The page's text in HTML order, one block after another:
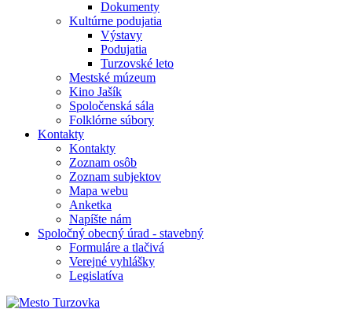
Dokumenty
Kultúrne podujatia
Výstavy
Podujatia
Turzovské leto
Mestské múzeum
Kino Jašík
Spoločenská sála
Folklórne súbory
Kontakty
Kontakty
Zoznam osôb
Zoznam subjektov
Mapa webu
Anketka
Napíšte nám
Spoločný obecný úrad - stavebný
Formuláre a tlačivá
Verejné vyhlášky
Legislatíva